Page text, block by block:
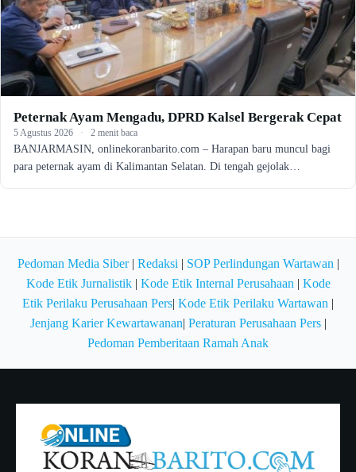
Peternak Ayam Mengadu, DPRD Kalsel Bergerak Cepat
5 Agustus 2026 · 2 menit baca
BANJARMASIN, onlinekoranbarito.com – Harapan baru muncul bagi
para peternak ayam di Kalimantan Selatan. Di tengah gejolak…
Pedoman Media Siber| Redaksi | SOP Perlindungan Wartawan |
Kode Etik Jurnalistik| Kode Etik Internal Perusahaan | Kode
Etik Perilaku Perusahaan Pers| Kode Etik Perilaku Wartawan |
Jenjang Karier Kewartawanan| Peraturan Perusahaan Pers|
Pedoman Pemberitaan Ramah Anak